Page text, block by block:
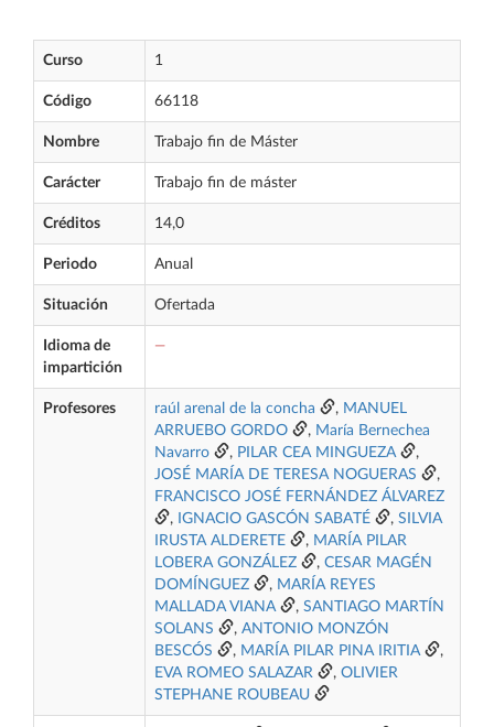
Curso 1
Código 66118
Nombre Trabajo fin de Máster
Carácter Trabajo fin de máster
Créditos 14,0
Periodo Anual
Situación Ofertada
Idioma de
impartición
—
Profesores raúl arenal de la concha , MANUEL
ARRUEBO GORDO
, María Bernechea
Navarro
, PILAR CEA MINGUEZA
,
JOSÉ MARÍA DE TERESA NOGUERAS
,
FRANCISCO JOSÉ FERNÁNDEZ ÁLVAREZ
, IGNACIO GASCÓN SABATÉ , SILVIA
IRUSTA ALDERETE
, MARÍA PILAR
LOBERA GONZÁLEZ
, CESAR MAGÉN
DOMÍNGUEZ
, MARÍA REYES
MALLADA VIANA
, SANTIAGO MARTÍN
SOLANS
, ANTONIO MONZÓN
BESCÓS
, MARÍA PILAR PINA IRITIA
,
EVA ROMEO SALAZAR
, OLIVIER
STEPHANE ROUBEAU